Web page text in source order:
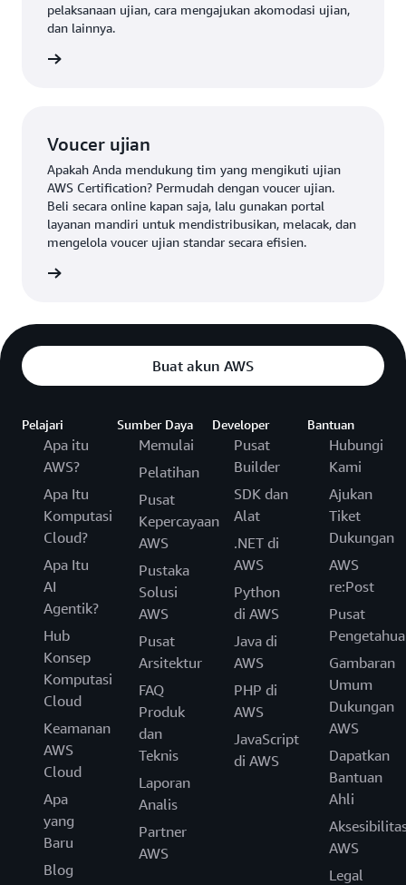
pelaksanaan ujian, cara mengajukan akomodasi ujian,
dan lainnya.
Voucer ujian
Apakah Anda mendukung tim yang mengikuti ujian
AWS Certification? Permudah dengan voucer ujian.
Beli secara online kapan saja, lalu gunakan portal
layanan mandiri untuk mendistribusikan, melacak, dan
mengelola voucer ujian standar secara efisien.
Buat akun AWS
Pelajari
Apa itu
AWS?
Apa Itu
Komputasi
Cloud?
Apa Itu
AI
Agentik?
Hub
Konsep
Komputasi
Cloud
Keamanan
AWS
Cloud
Apa
yang
Baru
Blog
Sumber Daya
Memulai
Pelatihan
Pusat
Kepercayaan
AWS
Pustaka
Solusi
AWS
Pusat
Arsitektur
FAQ
Produk
dan
Teknis
Laporan
Analis
Partner
AWS
Developer
Pusat
Builder
SDK dan
Alat
.NET di
AWS
Python
di AWS
Java di
AWS
PHP di
AWS
JavaScript
di AWS
Bantuan
Hubungi
Kami
Ajukan
Tiket
Dukungan
AWS
re:Post
Pusat
Gambaran
Umum
Dukungan
AWS
Dapatkan
Bantuan
Ahli
AWS
Legal